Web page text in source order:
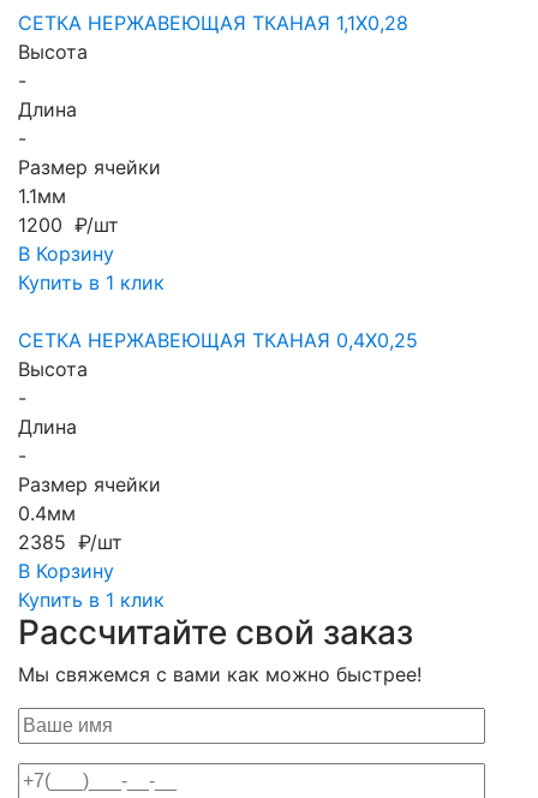
СЕТКА НЕРЖАВЕЮЩАЯ ТКАНАЯ 1,1X0,28
Высота
-
Длина
-
Размер ячейки
1.1мм
1200 ₽/шт
В Корзину
Купить в 1 клик
СЕТКА НЕРЖАВЕЮЩАЯ ТКАНАЯ 0,4X0,25
Высота
-
Длина
-
Размер ячейки
0.4мм
2385 ₽/шт
В Корзину
Купить в 1 клик
Рассчитайте свой заказ
Мы свяжемся с вами как можно быстрее!